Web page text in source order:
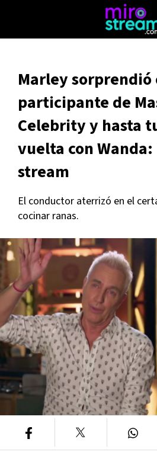
Marley sorprendió
participante de
Celebrity y hasta
vuelta con
stream
El conductor aterrizó en el
cocinar ranas.